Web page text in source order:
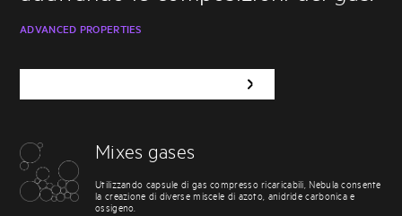
ADVANCED PROPERTIES
Mixes gases
Utilizzando capsule di gas compresso ricaricabili, Nebula consente
la creazione di diverse miscele di azoto, anidride carbonica e
ossigeno.